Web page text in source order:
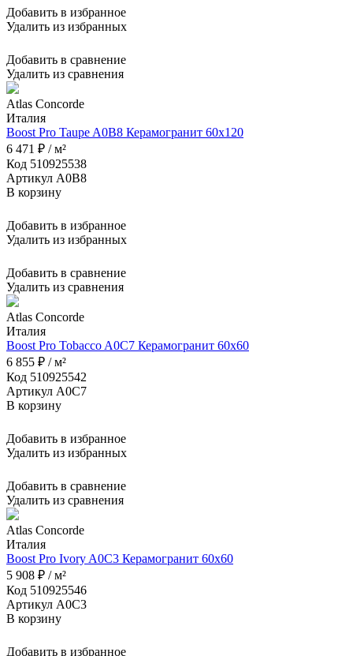
Добавить в избранное
Удалить из избранных
Добавить в сравнение
Удалить из сравнения
Atlas Concorde
Италия
Boost Pro Taupe A0B8 Керамогранит 60x120
6 471 ₽ / м²
Код 510925538
Артикул A0B8
В корзину
Добавить в избранное
Удалить из избранных
Добавить в сравнение
Удалить из сравнения
Atlas Concorde
Италия
Boost Pro Tobacco A0C7 Керамогранит 60x60
6 855 ₽ / м²
Код 510925542
Артикул A0C7
В корзину
Добавить в избранное
Удалить из избранных
Добавить в сравнение
Удалить из сравнения
Atlas Concorde
Италия
Boost Pro Ivory A0C3 Керамогранит 60x60
5 908 ₽ / м²
Код 510925546
Артикул A0C3
В корзину
Добавить в избранное